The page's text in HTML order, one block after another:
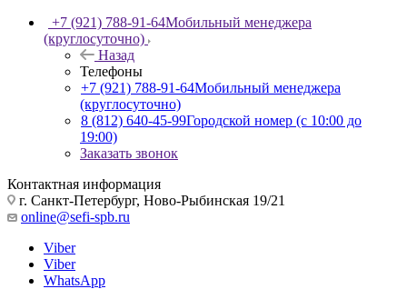
+7 (921) 788-91-64Мобильный менеджера
(круглосуточно)
Назад
Телефоны
+7 (921) 788-91-64Мобильный менеджера
(круглосуточно)
8 (812) 640-45-99Городской номер (с 10:00 до
19:00)
Заказать звонок
Контактная информация
г. Санкт-Петербург, Ново-Рыбинская 19/21
online@sefi-spb.ru
Viber
Viber
WhatsApp